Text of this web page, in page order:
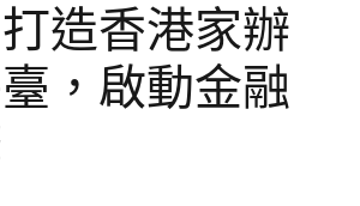
造香港家辦
，啟動金融